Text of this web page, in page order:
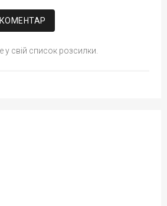
у свій список розсилки.